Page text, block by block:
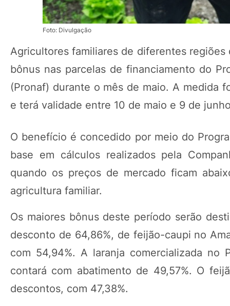
Foto: Divulgação
Agricultores familiares de diferentes
bônus nas parcelas de financiamento do
(Pronaf) durante o mês de maio. A medida
e terá validade entre 10 de maio e 9 de
O benefício é concedido por meio do
base em cálculos realizados pela
quando os preços de mercado ficam
agricultura familiar.
Os maiores bônus deste período serão
desconto de 64,86%, de feijão-caupi no
com 54,94%. A laranja comercializada no
contará com abatimento de 49,57%. O
descontos, com 47,38%.